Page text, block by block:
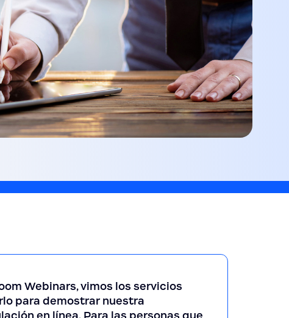
Webinars, vimos los servicios
para demostrar nuestra